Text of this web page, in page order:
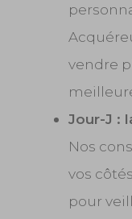
vendre
Jour-J :
Nos
vos
pour